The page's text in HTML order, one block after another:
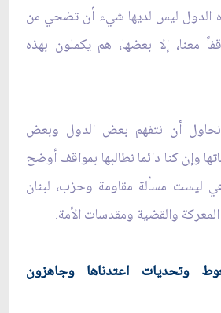
الدول ليس لديها شيء أن تضحي من
معنا، إلا بعضها، هم يكملون بهذه
أن نتفهم بعض الدول وبعض
وإن كنا دائما نطالبها بمواقف أوضح
ليست مسألة مقاومة وحزب، لبنان
والقضية ومقدسات الأمة.
وتحديات اعتدناها وجاهزون